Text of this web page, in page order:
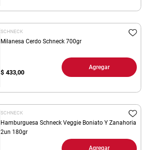
SCHNECK
Milanesa Cerdo Schneck 700gr
$ 433,00
Agregar
SCHNECK
Hamburguesa Schneck Veggie Boniato Y Zanahoria
2un 180gr
Agregar